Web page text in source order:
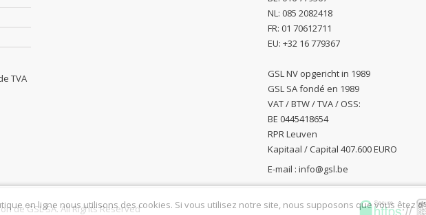
TVA
NL: 085 2082418
FR: 01 70612711
EU: +32 16 779367
GSL NV opgericht in 1989
GSL SA fondé en 1989
VAT / BTW / TVA / OSS:
BE 0445418654
RPR Leuven
Kapitaal / Capital 407.600 EURO
E-mail : info@gsl.be
de GSL SA. All Rights Reserved
en ligne nous utilisons des cookies. Si vous utilisez notre site, nous supposons que vous êtez